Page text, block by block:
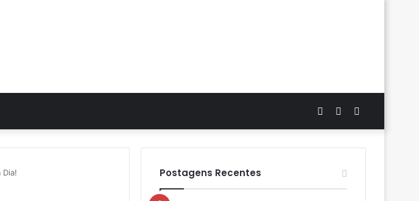
por
Switch
skin
Artigo
aleatório
Postagens Recentes